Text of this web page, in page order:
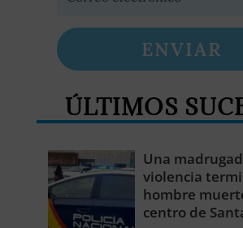
ENVIAR
ÚLTIMOS
Una
violencia
hombre
centro de